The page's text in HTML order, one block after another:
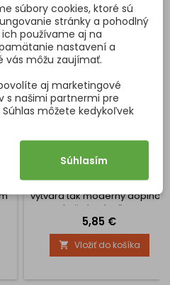
Táto dizajnová úchytka spája
praktickosťou plastu a
vytvára tak moderný doplnok,
ktorý oživí akýkoľvek kus
nábytku. Vďaka kvalitným
materiálom je odolná,
príjemná na dotyk a vhodná
na každodenné používanie.
Cena
5,85 €
 Vložiť do košíka
súbory cookies, ktoré sú
stránky a pohodlný
používame aj na
nastavení a
vás môžu zaujímať.
aj marketingové
s našimi partnermi pre
môžete kedykoľvek
Súhlasím